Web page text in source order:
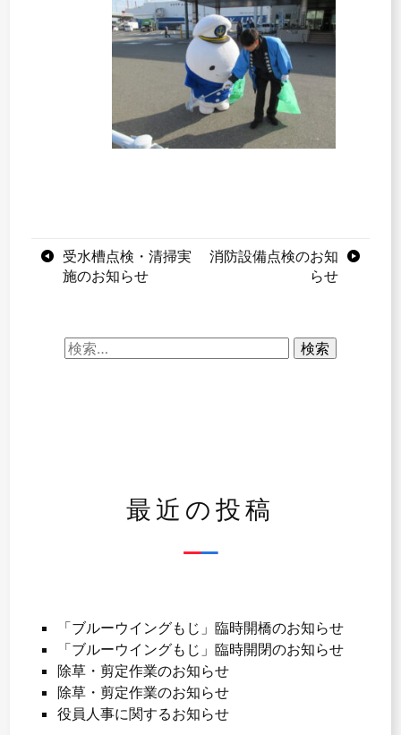
投 受水槽点検・清掃実
施のお知らせ
消防設備点検のお知
らせ
検
最近の投稿
「ブルーウイングもじ」臨時開橋のお知らせ
「ブルーウイングもじ」臨時開閉のお知らせ
除草・剪定作業のお知らせ
除草・剪定作業のお知らせ
役員人事に関するお知らせ